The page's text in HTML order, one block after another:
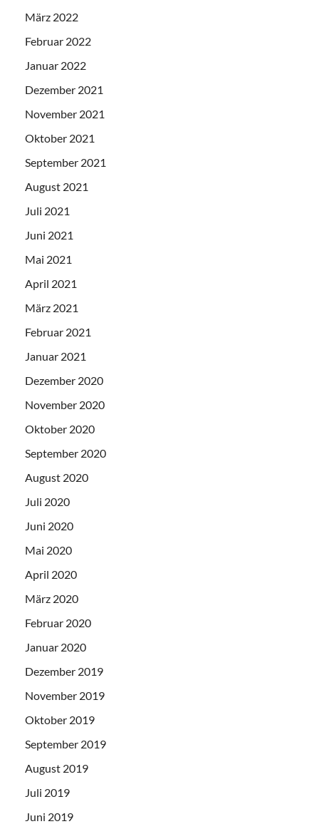
März 2022
Februar 2022
Januar 2022
Dezember 2021
November 2021
Oktober 2021
September 2021
August 2021
Juli 2021
Juni 2021
Mai 2021
April 2021
März 2021
Februar 2021
Januar 2021
Dezember 2020
November 2020
Oktober 2020
September 2020
August 2020
Juli 2020
Juni 2020
Mai 2020
April 2020
März 2020
Februar 2020
Januar 2020
Dezember 2019
November 2019
Oktober 2019
September 2019
August 2019
Juli 2019
Juni 2019